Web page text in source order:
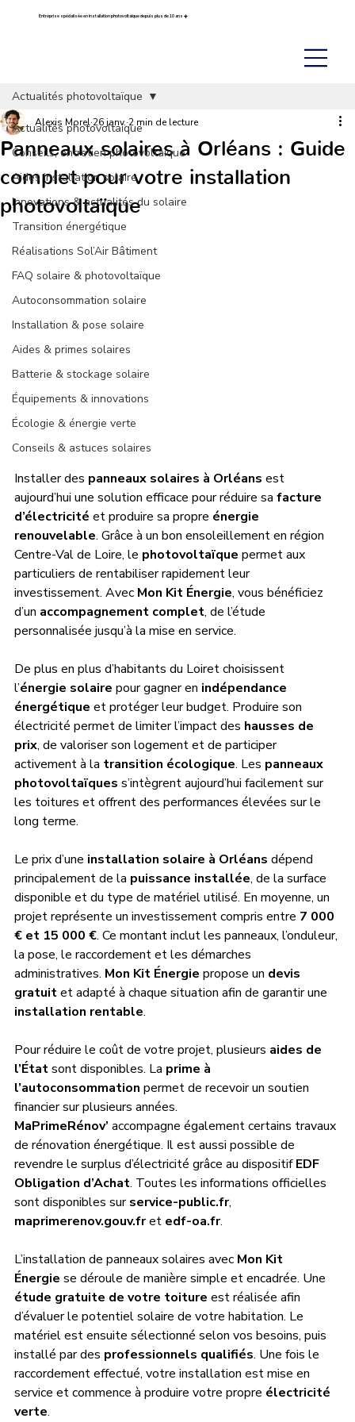
Entreprise spécialisée en installation photovoltaïque depuis plus de 10 ans ☀️
Actualités photovoltaïque
Conseils, entretien photovoltaïque
Aides installation solaire
Innovations & actualités du solaire
Transition énergétique
Réalisations Sol’Air Bâtiment
FAQ solaire & photovoltaïque
Autoconsommation solaire
Installation & pose solaire
Aides & primes solaires
Batterie & stockage solaire
Équipements & innovations
Écologie & énergie verte
Conseils & astuces solaires
Actualités photovoltaïque
Panneaux solaires à Orléans : Guide
complet pour votre installation
photovoltaïque
Alexis Morel26 janv. 2 min de lecture
Installer des panneaux solaires à Orléans est
aujourd’hui une solution efficace pour réduire sa facture
d’électricité et produire sa propre énergie
renouvelable. Grâce à un bon ensoleillement en région
Centre-Val de Loire, le photovoltaïque permet aux
particuliers de rentabiliser rapidement leur
investissement. Avec Mon Kit Énergie, vous bénéficiez
d’un accompagnement complet, de l’étude
personnalisée jusqu’à la mise en service.
De plus en plus d’habitants du Loiret choisissent
l’énergie solaire pour gagner en indépendance
énergétique et protéger leur budget. Produire son
électricité permet de limiter l’impact des hausses de
prix, de valoriser son logement et de participer
activement à la transition écologique. Les panneaux
photovoltaïques s’intègrent aujourd’hui facilement sur
les toitures et offrent des performances élevées sur le
long terme.
Le prix d’une installation solaire à Orléans dépend
principalement de la puissance installée, de la surface
disponible et du type de matériel utilisé. En moyenne, un
projet représente un investissement compris entre 7 000
€ et 15 000 €. Ce montant inclut les panneaux, l’onduleur,
la pose, le raccordement et les démarches
administratives. Mon Kit Énergie propose un devis
gratuit et adapté à chaque situation afin de garantir une
installation rentable.
Pour réduire le coût de votre projet, plusieurs aides de
l’État sont disponibles. La prime à
l’autoconsommation permet de recevoir un soutien
financier sur plusieurs années.
MaPrimeRénov’ accompagne également certains travaux
de rénovation énergétique. Il est aussi possible de
revendre le surplus d’électricité grâce au dispositif EDF
Obligation d’Achat. Toutes les informations officielles
sont disponibles sur service-public.fr,
maprimerenov.gouv.fr et edf-oa.fr.
L’installation de panneaux solaires avec Mon Kit
Énergie se déroule de manière simple et encadrée. Une
étude gratuite de votre toiture est réalisée afin
d’évaluer le potentiel solaire de votre habitation. Le
matériel est ensuite sélectionné selon vos besoins, puis
installé par des professionnels qualifiés. Une fois le
raccordement effectué, votre installation est mise en
service et commence à produire votre propre électricité
verte.